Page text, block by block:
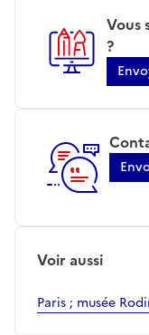
Vous
?
Voir aussi
Paris ; musée